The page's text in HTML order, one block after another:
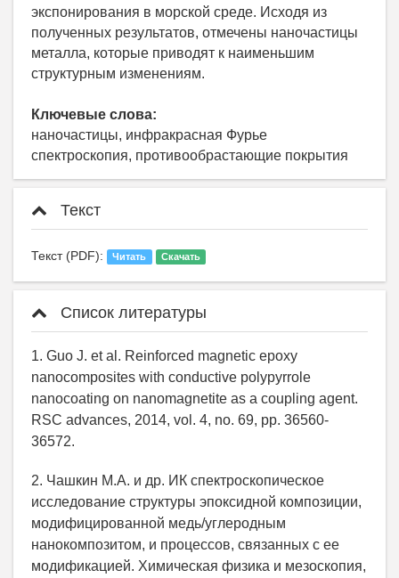
экспонирования в морской среде. Исходя из
полученных результатов, отмечены наночастицы
металла, которые приводят к наименьшим
структурным изменениям.
Ключевые слова:
наночастицы, инфракрасная Фурье
спектроскопия, противообрастающие покрытия
Текст
Текст (PDF): Читать Скачать
Список литературы
1. Guo J. et al. Reinforced magnetic epoxy
nanocomposites with conductive polypyrrole
nanocoating on nanomagnetite as a coupling agent.
RSC advances, 2014, vol. 4, no. 69, pp. 36560-
36572.
2. Чашкин М.А. и др. ИК спектроскопическое
исследование структуры эпоксидной композиции,
модифицированной медь/углеродным
нанокомпозитом, и процессов, связанных с ее
модификацией. Химическая физика и мезоскопия,